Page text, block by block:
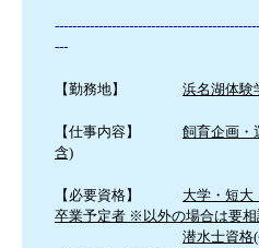
---
【勤務地】 浜名湖体験
【仕事内容】 飼育企画・
含)
【必要資格】 大学・短大
卒業予定者 ※以外の場合は要相
潜水士資格